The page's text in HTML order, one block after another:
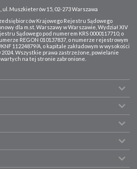
ul. Muszkieterów 15, 02-273 Warszawa
Krajowego Rejestru Sądowego
dla m.st. Warszawy w Warszawie, Wydział XIV
Sądowego pod numerem KRS 0000117710, o
REGON 010137837, o numerze rejestrowym
11224879/A, o kapitale zakładowym w wysokości
2024. Wszystkie prawa zastrzeżone, powielanie
na tej stronie zabronione.